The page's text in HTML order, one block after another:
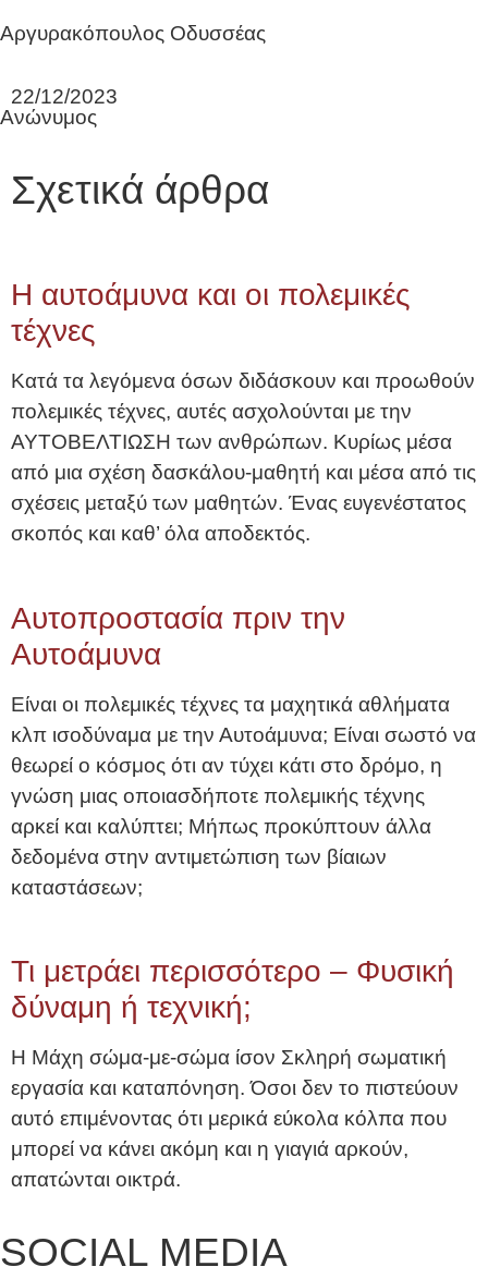
Αργυρακόπουλος Οδυσσέας
22/12/2023
Ανώνυμος
Σχετικά άρθρα
Η αυτοάμυνα και οι πολεμικές
τέχνες
Κατά τα λεγόμενα όσων διδάσκουν και προωθούν
πολεμικές τέχνες, αυτές ασχολούνται με την
ΑΥΤΟΒΕΛΤΙΩΣΗ των ανθρώπων. Κυρίως μέσα
από μια σχέση δασκάλου-μαθητή και μέσα από τις
σχέσεις μεταξύ των μαθητών. Ένας ευγενέστατος
σκοπός και καθ’ όλα αποδεκτός.
Αυτοπροστασία πριν την
Αυτοάμυνα
Είναι οι πολεμικές τέχνες τα μαχητικά αθλήματα
κλπ ισοδύναμα με την Αυτοάμυνα; Είναι σωστό να
θεωρεί ο κόσμος ότι αν τύχει κάτι στο δρόμο, η
γνώση μιας οποιασδήποτε πολεμικής τέχνης
αρκεί και καλύπτει; Μήπως προκύπτουν άλλα
δεδομένα στην αντιμετώπιση των βίαιων
καταστάσεων;
Τι μετράει περισσότερο – Φυσική
δύναμη ή τεχνική;
Η Μάχη σώμα-με-σώμα ίσον Σκληρή σωματική
εργασία και καταπόνηση. Όσοι δεν το πιστεύουν
αυτό επιμένοντας ότι μερικά εύκολα κόλπα που
μπορεί να κάνει ακόμη και η γιαγιά αρκούν,
απατώνται οικτρά.
SOCIAL MEDIA